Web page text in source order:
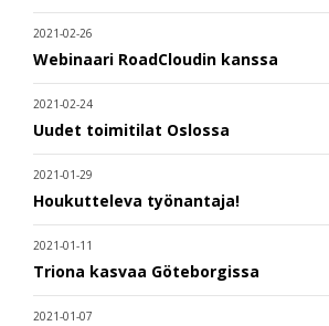
2021-02-26
Webinaari RoadCloudin kanssa
2021-02-24
Uudet toimitilat Oslossa
2021-01-29
Houkutteleva työnantaja!
2021-01-11
Triona kasvaa Göteborgissa
2021-01-07